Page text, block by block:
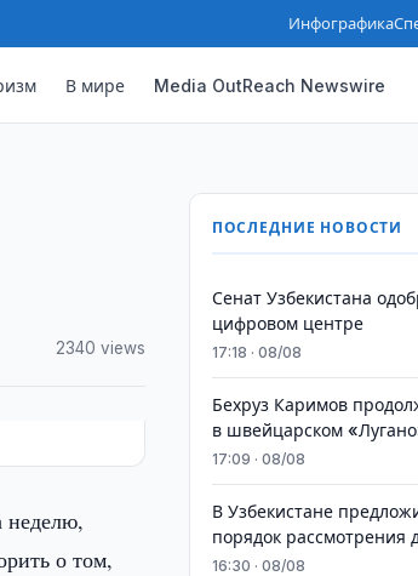
Инфографика
В мире Media OutReach Newswire
2340 views
неделю,
о том,
ПОСЛЕДНИЕ НОВОСТИ
Сенат Узбекистана
цифровом центре
17:18 · 08/08
Бехруз Каримов
в швейцарском
17:09 · 08/08
В Узбекистане
порядок рассмотрения
16:30 · 08/08